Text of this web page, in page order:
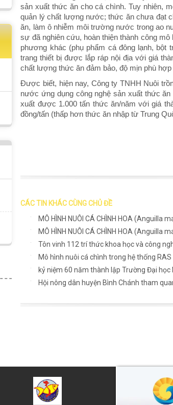
sản xuất thức ăn cho cá chình. Tuy nhiên,
quản lý chất lượng nước; thức ăn chưa đạt
ăn, làm ô nhiễm môi trường nước trong ao
sự đã nghiên cứu, hoàn thiện thành công
phương khác (phụ phẩm cá đông lạnh, bột
trang thiết bị được lắp ráp nội địa với giá
chất lượng thức ăn đảm bảo, độ mịn phù
Được biết, hiện nay, Công ty TNHH Nuôi
nước ứng dụng công nghệ sản xuất thức
xuất được 1.000 tấn thức ăn/năm với giá
đồng/tấn (thấp hơn thức ăn nhập từ Trung
CÁC TIN KHÁC CÙNG CHỦ ĐỀ
MÔ HÌNH NUÔI CÁ CHÌNH HOA (Anguilla
MÔ HÌNH NUÔI CÁ CHÌNH HOA (Anguilla
Tôn vinh 112 trí thức khoa học và công
Mô hình nuôi cá chình trong hệ thống RAS
kỷ niệm 60 năm thành lập Trường Đại học
Hội nông dân huyện Bình Chánh tham